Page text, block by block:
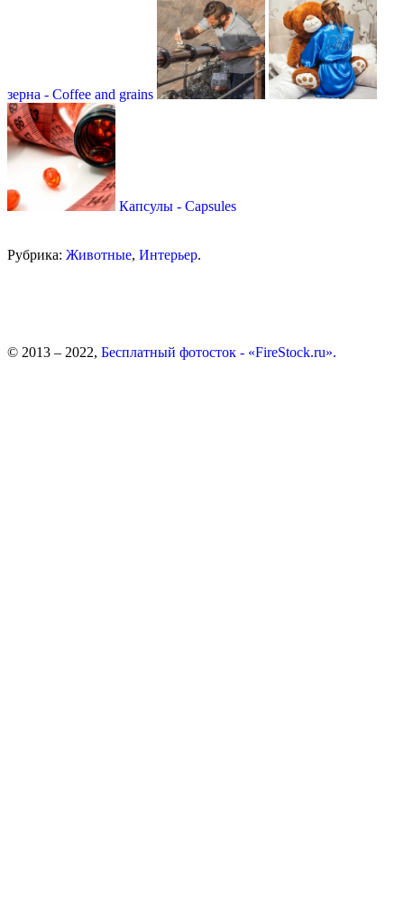
зерна - Coffee and grains
Капсулы - Capsules
Рубрика: Животные, Интерьер.
© 2013 – 2022, Бесплатный фотосток - «FireStock.ru».